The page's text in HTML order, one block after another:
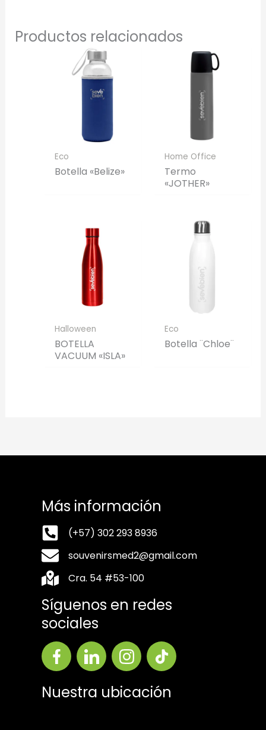
Productos relacionados
Eco
Botella «Belize»
Home Office
Termo
«JOTHER»
Halloween
BOTELLA
VACUUM «ISLA»
Eco
Botella ¨Chloe¨
Más información
(+57) 302 293 8936
souvenirsmed2@gmail.com
Cra. 54 #53-100
Síguenos en redes
sociales
Nuestra ubicación